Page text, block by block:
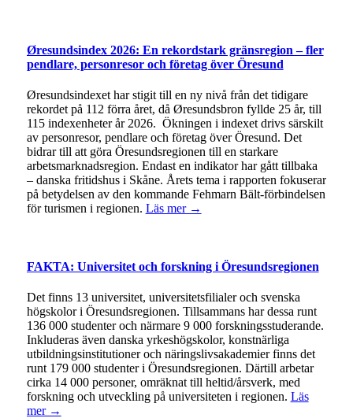
Øresundsindex 2026: En rekordstark gränsregion – fler
pendlare, personresor och företag över Öresund
Øresundsindexet har stigit till en ny nivå från det tidigare
rekordet på 112 förra året, då Øresundsbron fyllde 25 år, till
115 indexenheter år 2026. Ökningen i indexet drivs särskilt
av personresor, pendlare och företag över Öresund. Det
bidrar till att göra Öresundsregionen till en starkare
arbetsmarknadsregion. Endast en indikator har gått tillbaka
– danska fritidshus i Skåne. Årets tema i rapporten fokuserar
på betydelsen av den kommande Fehmarn Bält-förbindelsen
för turismen i regionen. Läs mer →
FAKTA: Universitet och forskning i Öresundsregionen
Det finns 13 universitet, universitetsfilialer och svenska
högskolor i Öresundsregionen. Tillsammans har dessa runt
136 000 studenter och närmare 9 000 forskningsstuderande.
Inkluderas även danska yrkeshögskolor, konstnärliga
utbildningsinstitutioner och näringslivsakademier finns det
runt 179 000 studenter i Öresundsregionen. Därtill arbetar
cirka 14 000 personer, omräknat till heltid/årsverk, med
forskning och utveckling på universiteten i regionen. Läs
mer →